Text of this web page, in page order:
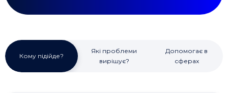
Кому підійде?
Які проблеми
вирішує?
Допомогає в
сферах